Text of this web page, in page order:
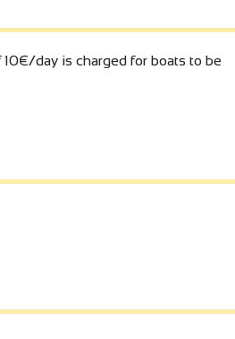
day is charged for boats to be